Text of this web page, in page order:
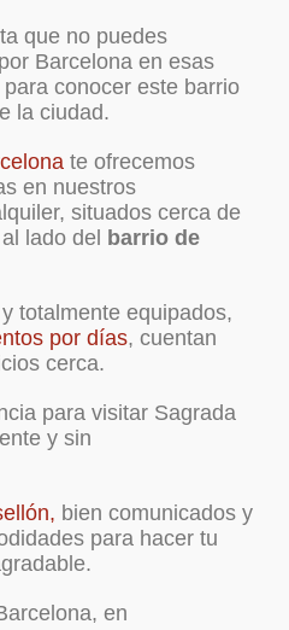
que no puedes
Barcelona en esas
conocer este barrio
la ciudad.
te ofrecemos
en nuestros
situados cerca de
lado del
barrio de
totalmente equipados,
por días, cuentan
cerca.
para visitar Sagrada
y sin
bien comunicados y
para hacer tu
en